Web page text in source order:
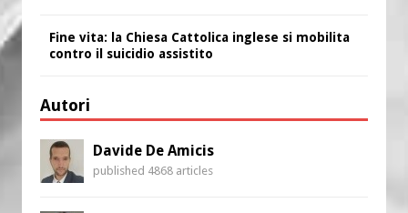
Fine vita: la Chiesa Cattolica inglese si mobilita
contro il suicidio assistito
Autori
Davide De Amicis
published 4868 articles